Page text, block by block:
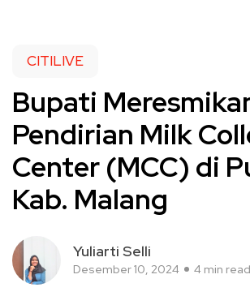
CITILIVE
Bupati
Pendirian Milk
Center (MCC) di
Kab. Malang
Yuliarti Selli
Desember 10, 2024 4 min read